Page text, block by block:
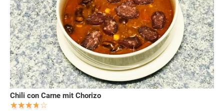
Chili con Carne mit Chorizo